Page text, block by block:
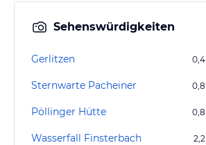
Sehenswürdigkeiten
Gerlitzen 0,4
Sternwarte Pacheiner 0,8
Pöllinger Hütte 0,8
Wasserfall Finsterbach 2,2